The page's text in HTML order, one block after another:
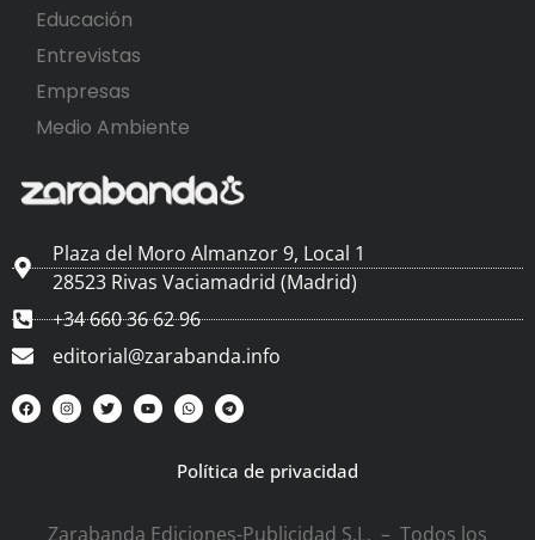
Educación
Entrevistas
Empresas
Medio Ambiente
Plaza del Moro Almanzor 9, Local 1
28523 Rivas Vaciamadrid (Madrid)
+34 660 36 62 96
editorial@zarabanda.info
Política de privacidad
Zarabanda Ediciones-Publicidad S.L. – Todos los